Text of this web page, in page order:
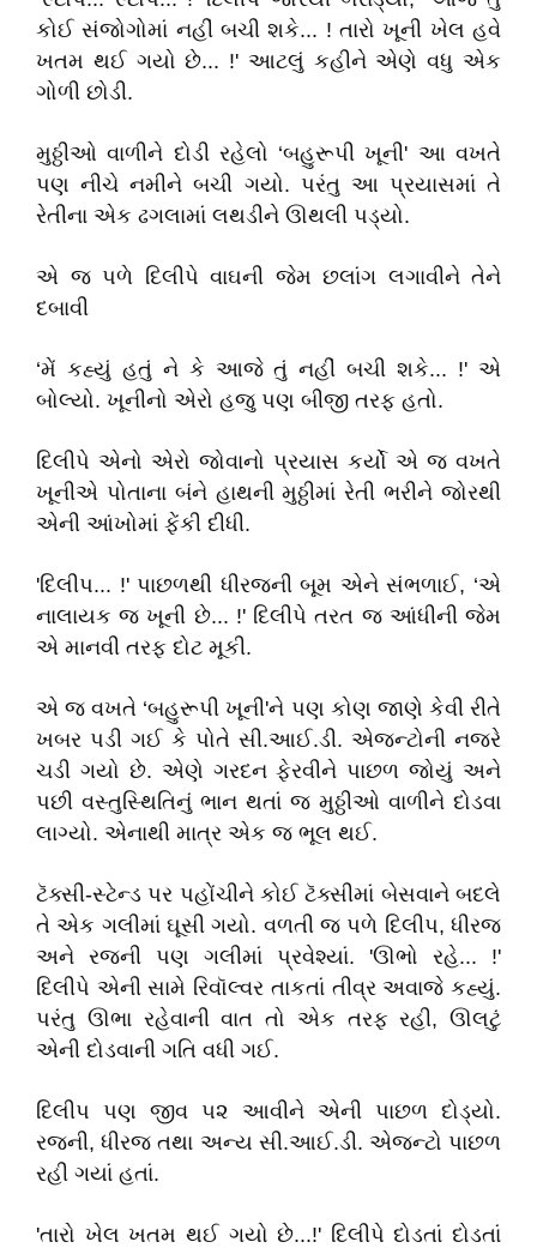
કોઈ સંજોગોમાં નહીં બચી શકે... ! તારો ખૂની ખેલ હવે
ખતમ થઈ ગયો છે... !' આટલું કહીને એણે વધુ એક
ગોળી છોડી.
મુઠ્ઠીઓ વાળીને દોડી રહેલો ‘બહુરૂપી ખૂની' આ વખતે
પણ નીચે નમીને બચી ગયો. પરંતુ આ પ્રયાસમાં તે
રેતીના એક ઢગલામાં લથડીને ઊથલી પડ્યો.
એ જ પળે દિલીપે વાઘની જેમ છલાંગ લગાવીને તેને
દબાવી
‘મેં કહ્યું હતું ને કે આજે તું નહીં બચી શકે... !' એ
બોલ્યો. ખૂનીનો એરો હજુ પણ બીજી તરફ હતો.
દિલીપે એનો એરો જોવાનો પ્રયાસ કર્યો એ જ વખતે
ખૂનીએ પોતાના બંને હાથની મુઠ્ઠીમાં રેતી ભરીને જોરથી
એની આંખોમાં ફેંકી દીધી.
'દિલીપ... !' પાછળથી ધીરજની બૂમ એને સંભળાઈ, ‘એ
નાલાયક જ ખૂની છે... !' દિલીપે તરત જ આંધીની જેમ
એ માનવી તરફ દોટ મૂકી.
એ જ વખતે ‘બહુરૂપી ખૂની'ને પણ કોણ જાણે કેવી રીતે
ખબર પડી ગઈ કે પોતે સી.આઈ.ડી. એજન્ટોની નજરે
ચડી ગયો છે. એણે ગરદન ફેરવીને પાછળ જોયું અને
પછી વસ્તુસ્થિતિનું ભાન થતાં જ મુઠ્ઠીઓ વાળીને દોડવા
લાગ્યો. એનાથી માત્ર એક જ ભૂલ થઈ.
ટૅક્સી-સ્ટેન્ડ પર પહોંચીને કોઈ ટૅક્સીમાં બેસવાને બદલે
તે એક ગલીમાં ઘૂસી ગયો. વળતી જ પળે દિલીપ, ધીરજ
અને રજની પણ ગલીમાં પ્રવેશ્યાં. 'ઊભો રહે... !'
દિલીપે એની સામે રિવૉલ્વર તાકતાં તીવ્ર અવાજે કહ્યું.
પરંતુ ઊભા રહેવાની વાત તો એક તરફ રહી, ઊલટું
એની દોડવાની ગતિ વધી ગઈ.
દિલીપ પણ જીવ ૫૨ આવીને એની પાછળ દોડ્યો.
રજની, ધીરજ તથા અન્ય સી.આઈ.ડી. એજન્ટો પાછળ
રહી ગયાં હતાં.
'તારો ખેલ ખતમ થઈ ગયો છે...!' દિલીપે દોડતાં દોડતાં